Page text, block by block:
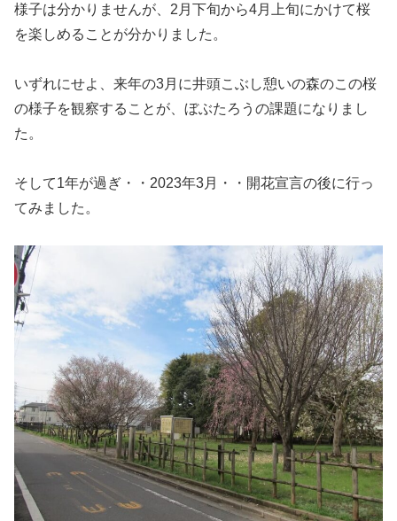
様子は分かりませんが、2月下旬から4月上旬にかけて桜
を楽しめることが分かりました。
いずれにせよ、来年の3月に井頭こぶし憩いの森のこの桜
の様子を観察することが、ぼぶたろうの課題になりまし
た。
そして1年が過ぎ・・2023年3月・・開花宣言の後に行っ
てみました。